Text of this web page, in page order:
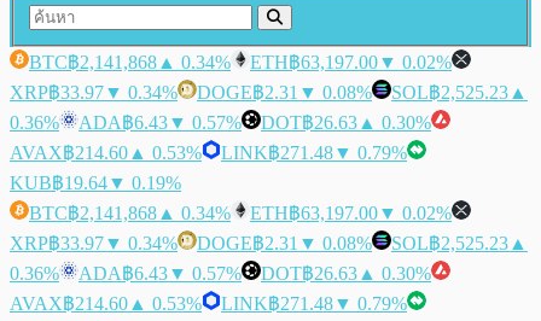
BTC฿2,141,868 ▲ 0.34% ETH฿63,197.00▼ 0.02%
XRP฿33.97▼ 0.34% DOGE฿2.31 ▼ 0.08% SOL฿2,525.23 ▲
0.36%
ADA฿6.43▼ 0.57% DOT฿26.63 ▲ 0.30%
AVAX฿214.60 ▲ 0.53% LINK฿271.48▼ 0.79%
KUB฿19.64▼ 0.19%
BTC฿2,141,868 ▲ 0.34% ETH฿63,197.00▼ 0.02%
XRP฿33.97▼ 0.34% DOGE฿2.31 ▼ 0.08% SOL฿2,525.23 ▲
0.36%
ADA฿6.43▼ 0.57% DOT฿26.63 ▲ 0.30%
AVAX฿214.60 ▲ 0.53% LINK฿271.48▼ 0.79%